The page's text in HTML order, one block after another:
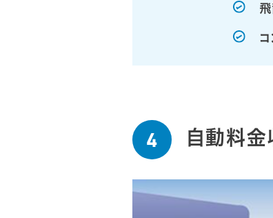
飛
コ
4 自動料